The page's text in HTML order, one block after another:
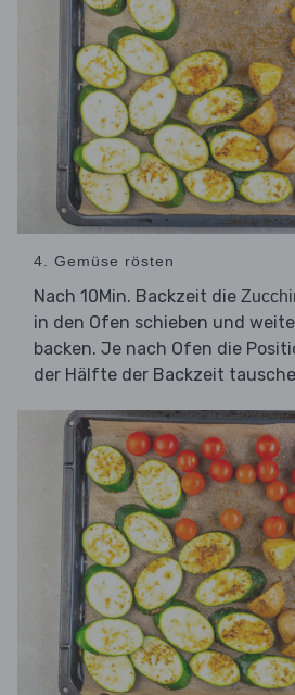
4. Gemüse rösten
Nach 10Min. Backzeit die
in den Ofen schieben und
backen. Je nach Ofen die
der Hälfte der Backzeit